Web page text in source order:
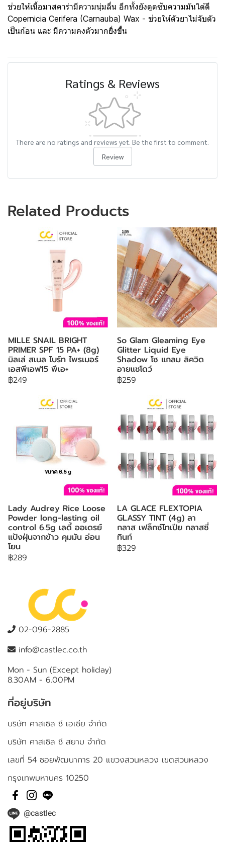
ช่วยให้เนื้อมาสคาร่ามีความนุ่มลื่น อีกทั้งยังดูดซับความมันได้ดี
Copernicia Cerifera (Carnauba) Wax - ช่วยให้ตัวยาไม่จับตัว
เป็นก้อน และ มีความคงตัวมากยิ่งขึ้น
Ratings & Reviews
There are no ratings and reviews yet. Be the first to comment.
Review
Related Products
MILLE SNAIL BRIGHT
PRIMER SPF 15 PA+ (8g)
มิลเล่ สเนล ไบร์ท ไพรเมอร์
เอสพีเอฟ15 พีเอ+
฿249
So Glam Gleaming Eye
Glitter Liquid Eye
Shadow โซ แกลม ลิควิด
อายแชโดว์
฿259
Lady Audrey Rice Loose
Powder long-lasting oil
control 6.5g เลดี้ ออเดรย์
แป้งฝุ่นจากข้าว คุมมัน อ่อน
โยน
฿289
LA GLACE FLEXTOPIA
GLASSY TINT (4g) ลา
กลาส เฟล็กซ์โทเปีย กลาสซี่
ทินท์
฿329
02-096-2885
info@castlec.co.th
Mon - Sun (Except holiday)
8.30AM - 6.00PM
ที่อยู่บริษัท
บริษัท คาสเซิล ซี เอเชีย จำกัด
บริษัท คาสเซิล ซี สยาม จำกัด
เลขที่ 54 ซอยพัฒนาการ 20 แขวงสวนหลวง เขตสวนหลวง
กรุงเทพมหานคร 10250
@castlec